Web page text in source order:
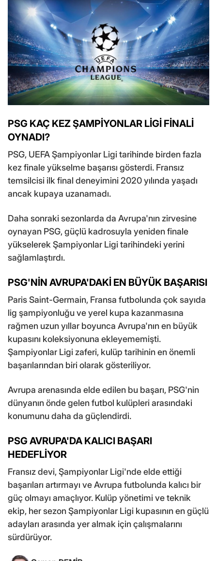
PSG KAÇ KEZ ŞAMPİYONLAR LİGİ FİNALİ
OYNADI?
PSG, UEFA Şampiyonlar Ligi tarihinde birden fazla
kez finale yükselme başarısı gösterdi. Fransız
temsilcisi ilk final deneyimini 2020 yılında yaşadı
ancak kupaya uzanamadı.
Daha sonraki sezonlarda da Avrupa'nın zirvesine
oynayan PSG, güçlü kadrosuyla yeniden finale
yükselerek Şampiyonlar Ligi tarihindeki yerini
sağlamlaştırdı.
PSG'NİN AVRUPA'DAKİ EN BÜYÜK BAŞARISI
Paris Saint-Germain, Fransa futbolunda çok sayıda
lig şampiyonluğu ve yerel kupa kazanmasına
rağmen uzun yıllar boyunca Avrupa'nın en büyük
kupasını koleksiyonuna ekleyememişti.
Şampiyonlar Ligi zaferi, kulüp tarihinin en önemli
başarılarından biri olarak gösteriliyor.
Avrupa arenasında elde edilen bu başarı, PSG'nin
dünyanın önde gelen futbol kulüpleri arasındaki
konumunu daha da güçlendirdi.
PSG AVRUPA'DA KALICI BAŞARI
HEDEFLİYOR
Fransız devi, Şampiyonlar Ligi'nde elde ettiği
başarıları artırmayı ve Avrupa futbolunda kalıcı bir
güç olmayı amaçlıyor. Kulüp yönetimi ve teknik
ekip, her sezon Şampiyonlar Ligi kupasının en güçlü
adayları arasında yer almak için çalışmalarını
sürdürüyor.